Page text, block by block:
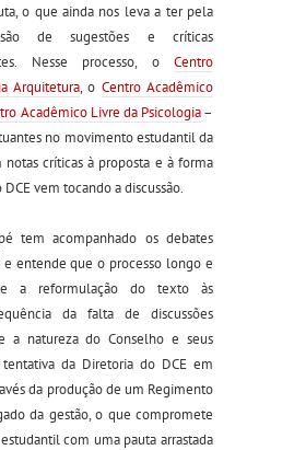
o que ainda nos leva a ter pela
de sugestões e críticas
Nesse processo, o Centro
Arquitetura,o Centro Acadêmico
Acadêmico Livre da Psicologia–
no movimento estudantil da
notas críticas à proposta e à forma
DCE vem tocando a discussão.
tem acompanhado os debates
e entende queo processo longo e
a reformulação do texto às
da falta de discussões
a natureza doConselho e seus
da Diretoria do DCE em
da produção de um Regimento
da gestão, o que compromete
com uma pauta arrastada